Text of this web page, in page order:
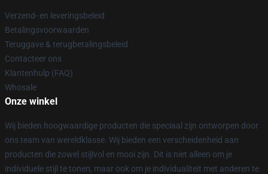
Verzend- en leveringsbeleid
Betalingsvoorwaarden
Teruggave & terugbetalingsbeleid
Contacteer ons
Klantenhulp (FAQ)
Whosale
Onze winkel
Wij bieden hoogwaardige producten die speciaal zijn ontworpen door
ons team van wereldklasse. Wij bieden een verscheidenheid aan
producten die zowel stijlvol en mooi zijn. Dit is niet alleen om je
individuele stijl te tonen, maar ook om je individualiteit met anderen te